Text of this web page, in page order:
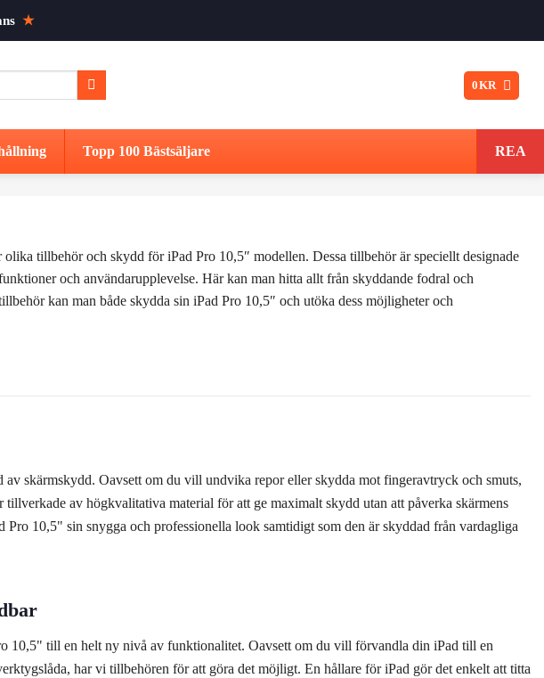
★
0KR
Topp 100 Bästsäljare REA
tillbehör och skydd för iPad Pro 10,5″ modellen. Dessa tillbehör är speciellt designade
och användarupplevelse. Här kan man hitta allt från skyddande fodral och
kan man både skydda sin iPad Pro 10,5″ och utöka dess möjligheter och
skärmskydd. Oavsett om du vill undvika repor eller skydda mot fingeravtryck och smuts,
av högkvalitativa material för att ge maximalt skydd utan att påverka skärmens
10,5" sin snygga och professionella look samtidigt som den är skyddad från vardagliga
10,5" till en helt ny nivå av funktionalitet. Oavsett om du vill förvandla din iPad till en
har vi tillbehören för att göra det möjligt. En hållare för iPad gör det enkelt att titta